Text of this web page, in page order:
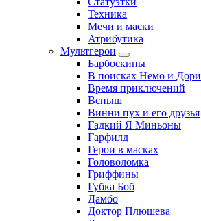
Техника
Мечи и маски
Атрибутика
Мультгерои
Барбоскины
В поисках Немо и Дори
Время приключений
Вспыш
Винни пух и его друзья
Гадкий Я Миньоны
Гарфилд
Герои в масках
Головоломка
Гриффины
Губка Боб
Дамбо
Доктор Плюшева